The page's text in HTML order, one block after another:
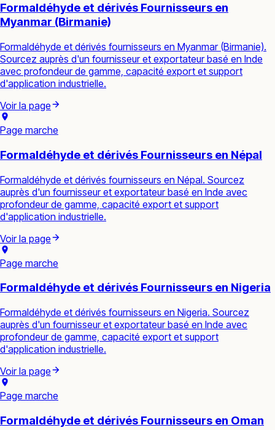
Formaldéhyde et dérivés Fournisseurs en
Myanmar (Birmanie)
Formaldéhyde et dérivés fournisseurs en Myanmar (Birmanie).
Sourcez auprès d'un fournisseur et exportateur basé en Inde
avec profondeur de gamme, capacité export et support
d'application industrielle.
Voir la page
Page marche
Formaldéhyde et dérivés Fournisseurs en Népal
Formaldéhyde et dérivés fournisseurs en Népal. Sourcez
auprès d'un fournisseur et exportateur basé en Inde avec
profondeur de gamme, capacité export et support
d'application industrielle.
Voir la page
Page marche
Formaldéhyde et dérivés Fournisseurs en Nigeria
Formaldéhyde et dérivés fournisseurs en Nigeria. Sourcez
auprès d'un fournisseur et exportateur basé en Inde avec
profondeur de gamme, capacité export et support
d'application industrielle.
Voir la page
Page marche
Formaldéhyde et dérivés Fournisseurs en Oman